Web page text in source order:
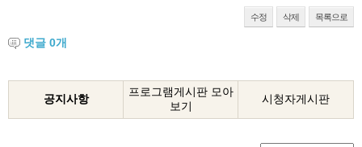
수정 삭제 목록으로
댓글 0개
공지사항
프로그램게시판 모아
보기
시청자게시판